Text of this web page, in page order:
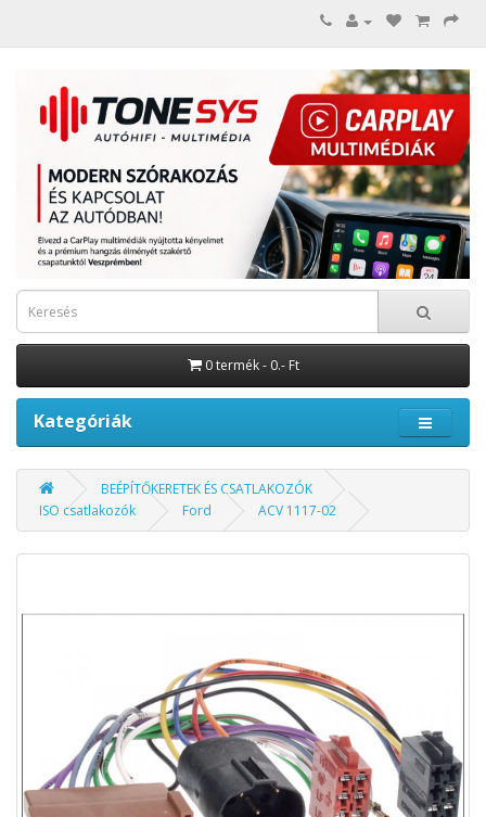
0 termék - 0.- Ft
Kategóriák
BEÉPÍTŐKERETEK ÉS CSATLAKOZÓK
ISO csatlakozók
Ford ACV 1117-02